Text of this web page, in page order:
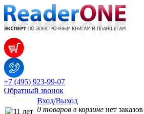
+7 (495) 923-99-07
Обратный звонок
Вход/Выход
0 товаров в корзине нет заказов